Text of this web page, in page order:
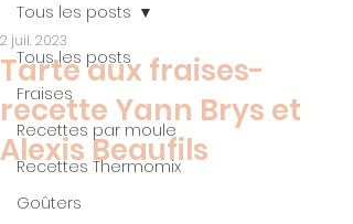
Tous les posts
Fraises
Recettes par moule
Recettes Thermomix
Goûters
Tous les posts
Tarte aux fraises-
recette Yann Brys et
Alexis Beaufils
2 juil. 2023